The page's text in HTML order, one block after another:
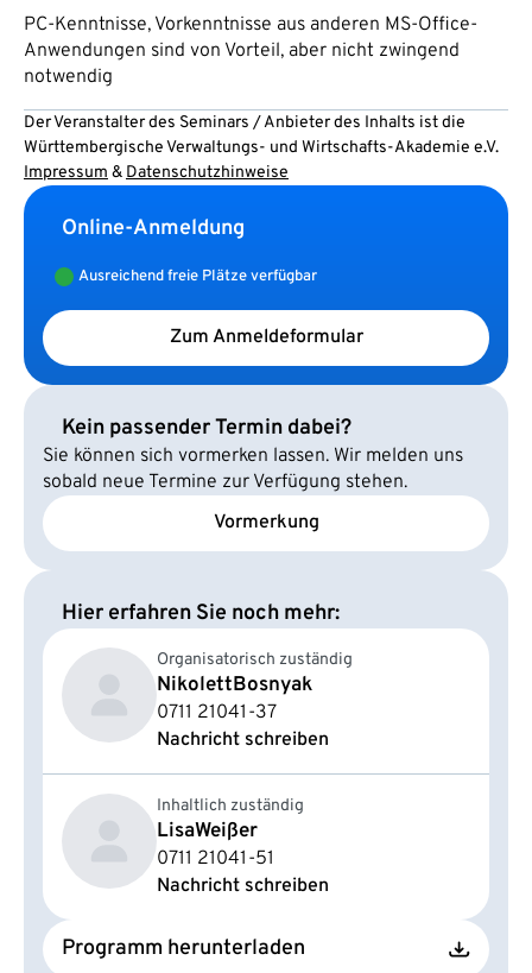
PC-Kenntnisse, Vorkenntnisse aus anderen MS-Office-
Anwendungen sind von Vorteil, aber nicht zwingend
notwendig
Der Veranstalter des Seminars / Anbieter des Inhalts ist die
Württembergische Verwaltungs- und Wirtschafts-Akademie e.V.
Impressum & Datenschutzhinweise
Online-Anmeldung
Ausreichend freie Plätze verfügbar
Zum Anmeldeformular
Kein passender Termin dabei?
Sie können sich vormerken lassen. Wir melden uns
sobald neue Termine zur Verfügung stehen.
Vormerkung
Hier erfahren Sie noch mehr:
Organisatorisch zuständig
NikolettBosnyak
0711 21041-37
Nachricht schreiben
Inhaltlich zuständig
LisaWeißer
0711 21041-51
Nachricht schreiben
Programm herunterladen